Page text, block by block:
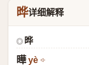
晔详细解释
◎ 晔
曄 yè